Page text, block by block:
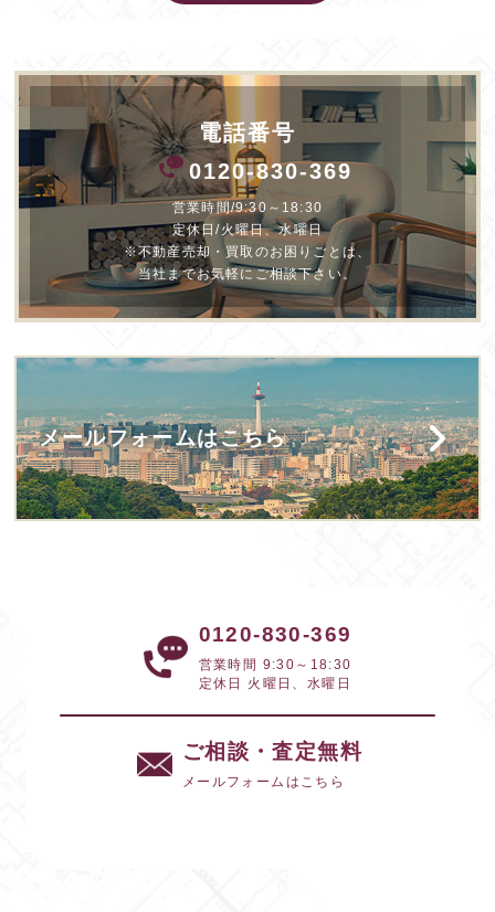
電話番号
0120-830-369
営業時間/9:30～18:30
定休日/火曜日、水曜日
※不動産売却・買取のお困りごとは、
当社までお気軽にご相談下さい。
メールフォームはこちら
0120-830-369
営業時間 9:30～18:30
定休日 火曜日、水曜日
ご相談・査定無料
メールフォームはこちら